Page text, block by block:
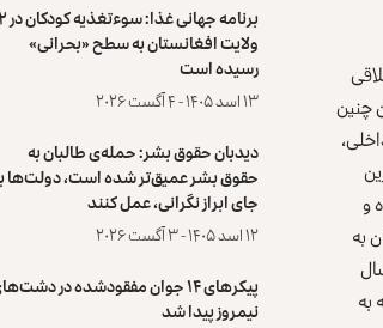
چنین
۱۵ آگست ۲۰۲۱ تلخ ترین
و
به
به
برنامه
ولایت افغانستان به سطح «بحرانی»
رسیده است
۱۳ اسد ۱۴۰۵ - ۴ آگست ۲۰۲۶
دیدبان حقوق بشر: حمله‌ی طالبان به
حقوق بشر عمیق‌تر شده است، دولت‌ها
جای ابراز نگرانی، عمل کنند
۱۲ اسد ۱۴۰۵ - ۳ آگست ۲۰۲۶
پیکرهای ۱۴ جوان مفقودشده در
نیمروز پیدا شد